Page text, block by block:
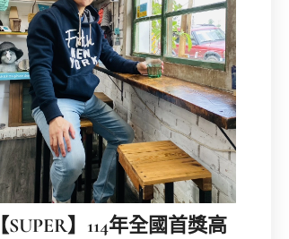
【SUPER】114年全國首獎高